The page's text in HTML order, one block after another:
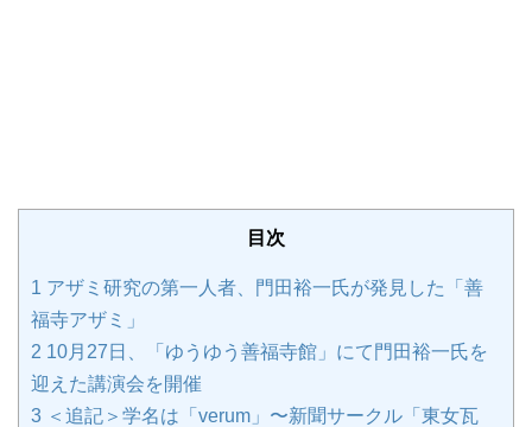
目次
1 アザミ研究の第一人者、門田裕一氏が発見した「善
福寺アザミ」
2 10月27日、「ゆうゆう善福寺館」にて門田裕一氏を
迎えた講演会を開催
3 ＜追記＞学名は「verum」〜新聞サークル「東女瓦